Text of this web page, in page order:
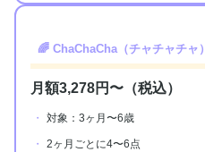
🌈 ChaChaCha（チャチャチャ）
月額3,278円〜（税込）
対象：3ヶ月〜6歳
2ヶ月ごとに4〜6点